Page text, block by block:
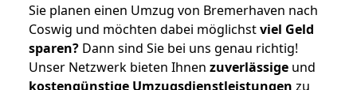
Sie planen einen Umzug von Bremerhaven nach
Coswig und möchten dabei möglichstviel Geld
sparen? Dann sind Sie bei uns genau richtig!
Unser Netzwerk bieten Ihnen zuverlässige und
kostengünstige Umzugsdienstleistungen zu